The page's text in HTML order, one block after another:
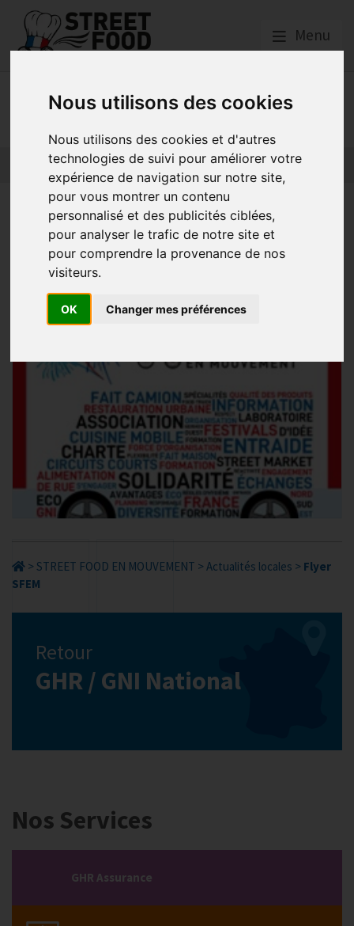
Nous utilisons des cookies
Nous utilisons des cookies et d'autres
technologies de suivi pour améliorer votre
expérience de navigation sur notre site,
pour vous montrer un contenu
personnalisé et des publicités ciblées,
pour analyser le trafic de notre site et
pour comprendre la provenance de nos
visiteurs.
OK Changer mes préférences
Menu
STREET FOOD EN
Actualités Qui sommes nous ? Tutoriels GNI National
Flyer SFEM
Actualités locales
26/05/2023
> STREET FOOD EN MOUVEMENT > Actualités locales > Flyer
SFEM
Retour
GHR / GNI National
Nos Services
GHR Assurance